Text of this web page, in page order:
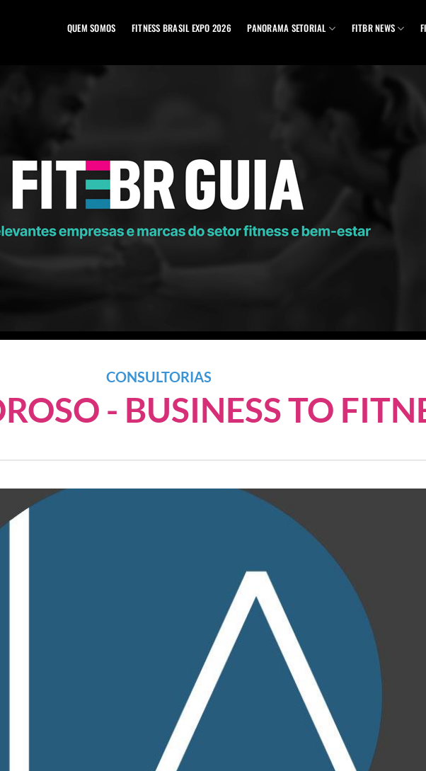
QUEM SOMOS FITNESS BRASIL EXPO 2026 PANORAMA SETORIAL FITBR NEWS
CONSULTORIAS
- BUSINESS TO